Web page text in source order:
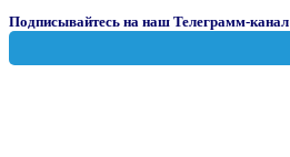
Подписывайтесь на наш Телеграмм-канал